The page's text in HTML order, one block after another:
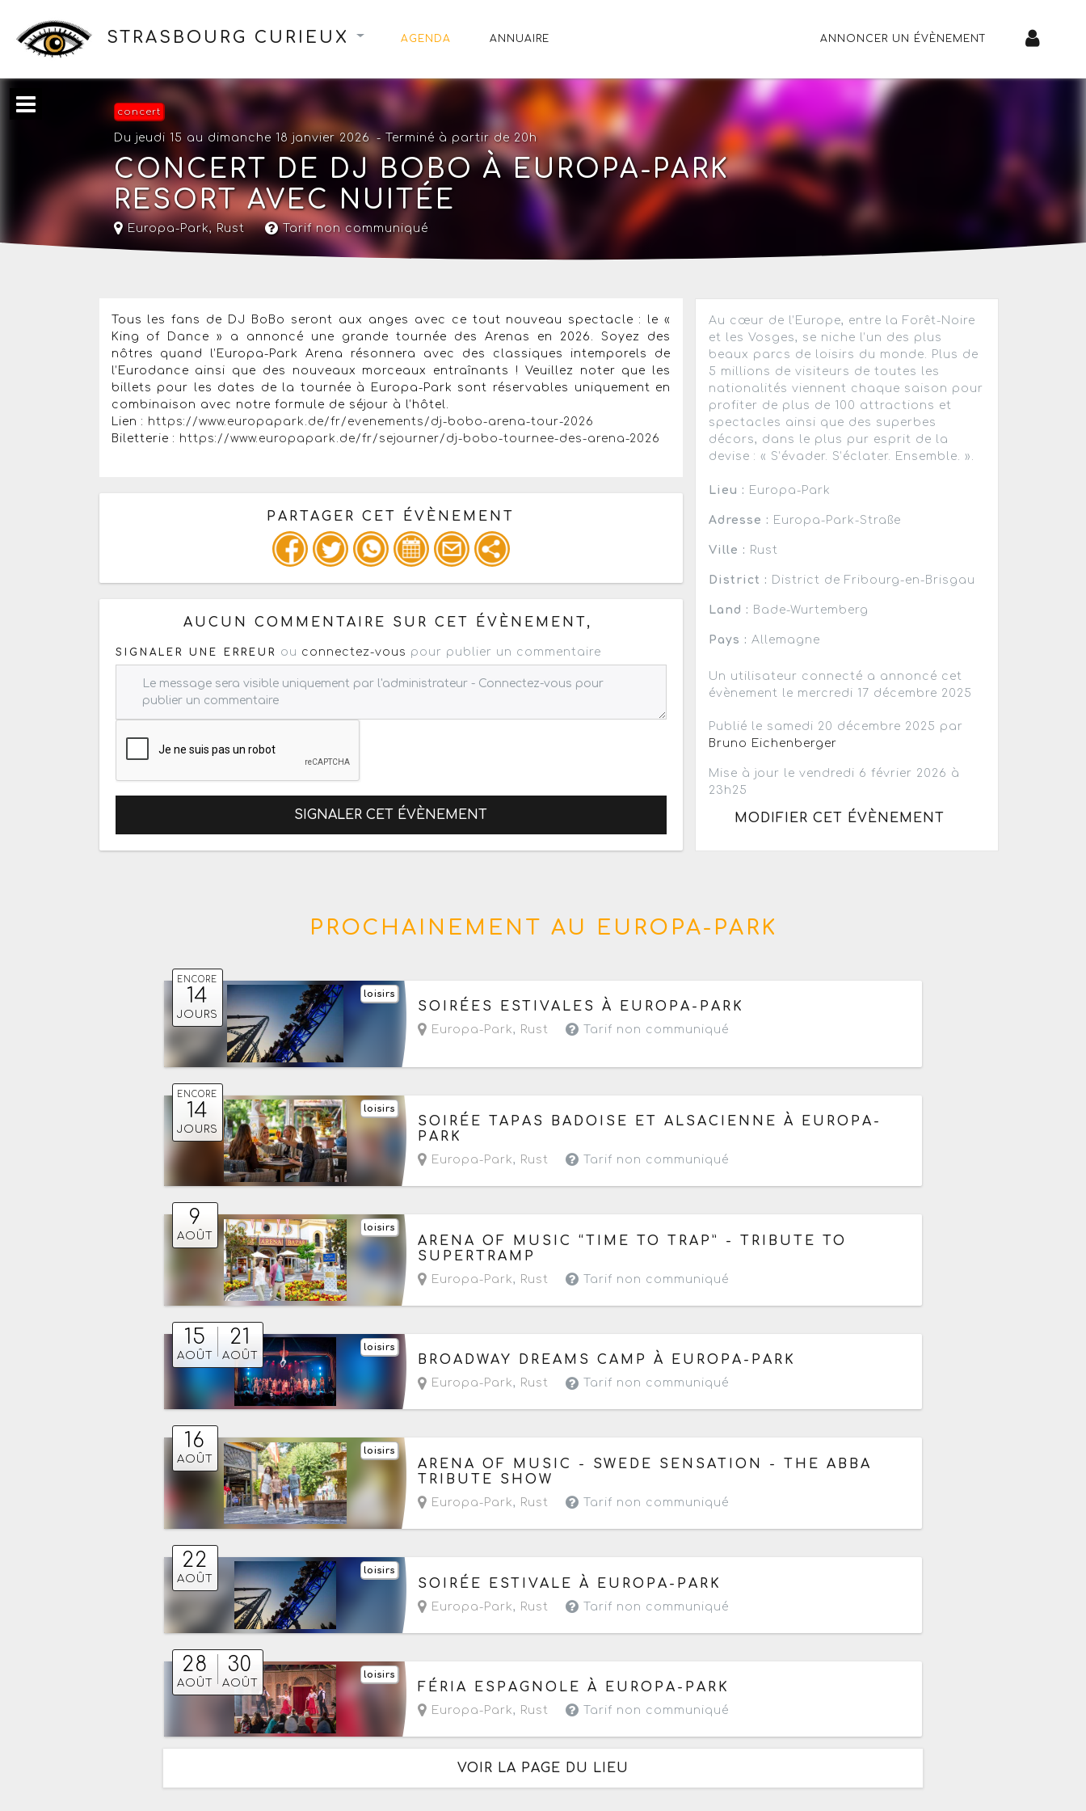
STRASBOURG CURIEUX AGENDA ANNUAIRE ANNONCER UN ÉVÈNEMENT
concert
Du jeudi 15 au dimanche 18 janvier 2026 - Terminé à partir de 20h
CONCERT DE DJ BOBO À EUROPA-PARK
RESORT AVEC NUITÉE
Europa-Park,Rust Tarif non communiqué
Tous les fans de DJ BoBo seront aux anges avec ce tout nouveau spectacle : le «
King of Dance » a annoncé une grande tournée des Arenas en 2026. Soyez des
nôtres quand l’Europa-Park Arena résonnera avec des classiques intemporels de
l’Eurodance ainsi que des nouveaux morceaux entraînants ! Veuillez noter que les
billets pour les dates de la tournée à Europa-Park sont réservables uniquement en
combinaison avec notre formule de séjour à l’hôtel.
Lien : https://www.europapark.de/fr/evenements/dj-bobo-arena-tour-2026
Biletterie : https://www.europapark.de/fr/sejourner/dj-bobo-tournee-des-arena-2026
PARTAGER CET ÉVÈNEMENT
Copiez les infos ci-dessous pour un : mail / forum / réseau social
AUCUN COMMENTAIRE SUR CET ÉVÈNEMENT,
SIGNALER UNE ERREUR ou connectez-vous pour publier un commentaire
SIGNALER CET ÉVÈNEMENT
Au cœur de l’Europe, entre la Forêt-Noire
et les Vosges, se niche l’un des plus
beaux parcs de loisirs du monde. Plus de
5 millions de visiteurs de toutes les
nationalités viennent chaque saison pour
profiter de plus de 100 attractions et
spectacles ainsi que des superbes
décors, dans le plus pur esprit de la
devise : « S’évader. S’éclater. Ensemble. ».
Lieu : Europa-Park
Adresse : Europa-Park-Straße
Ville : Rust
District : District de Fribourg-en-Brisgau
Land : Bade-Wurtemberg
Pays : Allemagne
Un utilisateur connecté a annoncé cet
évènement le mercredi 17 décembre 2025
Publié le samedi 20 décembre 2025 par
Bruno Eichenberger
Mise à jour le vendredi 6 février 2026 à
23h25
MODIFIER CET ÉVÈNEMENT
PROCHAINEMENT AU EUROPA-PARK
ENCORE
14
JOURS
loisirs
Du samedi 18 juillet au samedi 22 août 2026 de 09h à 23h59
SOIRÉES ESTIVALES À EUROPA-PARK
Europa-Park, Rust Tarif non communiqué
ENCORE
14
JOURS
loisirs
Du vendredi 24 juillet au samedi 22 août 2026 de 19h à 22h
SOIRÉE TAPAS BADOISE ET ALSACIENNE À EUROPA-
PARK
Europa-Park, Rust Tarif non communiqué
9
AOÛT
loisirs
Demain, le dimanche 9 août 2026 de 09h à 22h
ARENA OF MUSIC “TIME TO TRAP” - TRIBUTE TO
SUPERTRAMP
Europa-Park, Rust Tarif non communiqué
15
AOÛT
21
AOÛT
loisirs
Du samedi 15 au vendredi 21 août 2026 à partir de 12h
BROADWAY DREAMS CAMP À EUROPA-PARK
Europa-Park, Rust Tarif non communiqué
16
AOÛT
loisirs
Le dimanche 16 août 2026 de 09h à 22h
ARENA OF MUSIC - SWEDE SENSATION - THE ABBA
TRIBUTE SHOW
Europa-Park, Rust Tarif non communiqué
22
AOÛT
loisirs
Le samedi 22 août 2026 de 09h à 23h59
SOIRÉE ESTIVALE À EUROPA-PARK
Europa-Park, Rust Tarif non communiqué
28
AOÛT
30
AOÛT
loisirs
Du vendredi 28 au dimanche 30 août 2026 de 09h à 23h59
FÉRIA ESPAGNOLE À EUROPA-PARK
Europa-Park, Rust Tarif non communiqué
VOIR LA PAGE DU LIEU